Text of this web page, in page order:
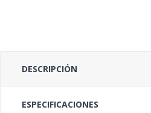
DESCRIPCIÓN
ESPECIFICACIONES